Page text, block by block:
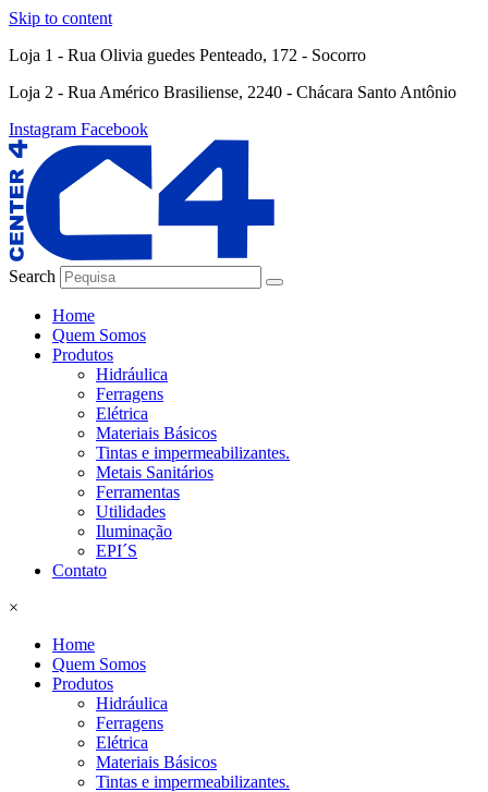
Skip to content
Loja 1 - Rua Olivia guedes Penteado, 172 - Socorro
Loja 2 - Rua Américo Brasiliense, 2240 - Chácara Santo Antônio
Instagram Facebook
Search
Home
Quem Somos
Produtos
Hidráulica
Ferragens
Elétrica
Materiais Básicos
Tintas e impermeabilizantes.
Metais Sanitários
Ferramentas
Utilidades
Iluminação
EPI´S
Contato
×
Home
Quem Somos
Produtos
Hidráulica
Ferragens
Elétrica
Materiais Básicos
Tintas e impermeabilizantes.